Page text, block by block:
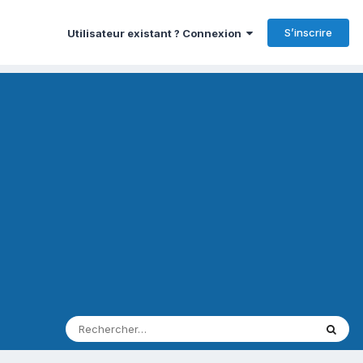
Utilisateur existant ? Connexion S’inscrire